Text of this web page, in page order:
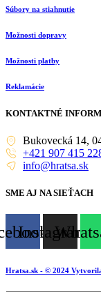
Súbory na stiahnutie
Možnosti dopravy
Možnosti platby
Reklamácie
KONTAKTNÉ
Bukovecká 14,
+421 907 415
info@hratsa.sk
SME AJ NA SIEŤACH
Instagram
Hratsa.sk - © 2024